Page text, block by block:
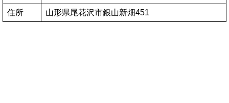
住所 山形県尾花沢市銀山新畑451